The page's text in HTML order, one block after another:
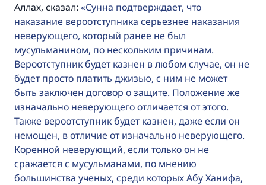
Аллах, сказал:
Сунна подтверждает, что
наказание вероотступника серьезнее наказания
неверующего, который ранее не был
мусульманином, по нескольким причинам.
Вероотступник будет казнен в любом случае, он не
будет просто платить джизью, с ним не может
быть заключен договор о защите. Положение же
изначально неверующего отличается от этого.
Также вероотступник будет казнен, даже если он
немощен, в отличие от изначально неверующего.
Коренной неверующий, если только он не
сражается с мусульманами, по мнению
большинства ученых, среди которых Абу Ханифа,